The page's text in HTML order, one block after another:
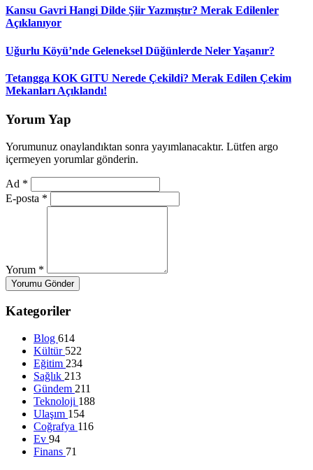
Kansu Gavri Hangi Dilde Şiir Yazmıştır? Merak Edilenler
Açıklanıyor
Uğurlu Köyü’nde Geleneksel Düğünlerde Neler Yaşanır?
Tetangga KOK GITU Nerede Çekildi? Merak Edilen Çekim
Mekanları Açıklandı!
Yorum Yap
Yorumunuz onaylandıktan sonra yayımlanacaktır. Lütfen argo
içermeyen yorumlar gönderin.
Ad *
E-posta *
Yorum *
Yorumu Gönder
Kategoriler
Blog 614
Kültür 522
Eğitim 234
Sağlık 213
Gündem 211
Teknoloji 188
Ulaşım 154
Coğrafya 116
Ev 94
Finans 71